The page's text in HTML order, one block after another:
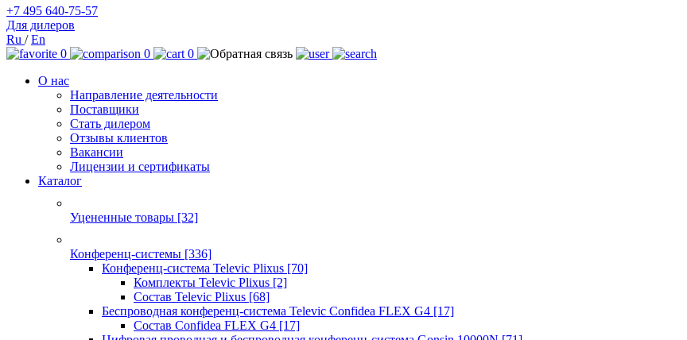
+7 495 640-75-57
Для дилеров
Ru /En
0
0
0
О нас
Направление деятельности
Поставщики
Стать дилером
Отзывы клиентов
Вакансии
Лицензии и сертификаты
Каталог
Уцененные товары [32]
Конференц-системы [336]
Конференц-система Televic Plixus [70]
Комплекты Televic Plixus [2]
Состав Televic Plixus [68]
Беспроводная конференц-система Televic Confidea FLEX G4 [17]
Состав Confidea FLEX G4 [17]